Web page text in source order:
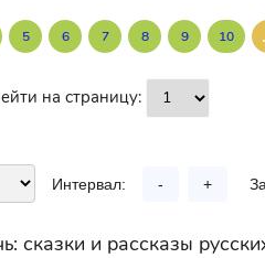
5 6 7 8 9 10
на страницу:
Интервал: - +
сказки и рассказы